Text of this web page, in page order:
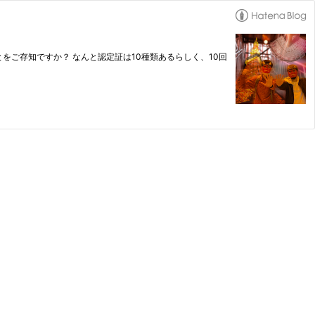
ご存知ですか？ なんと認定証は10種類あるらしく、10回